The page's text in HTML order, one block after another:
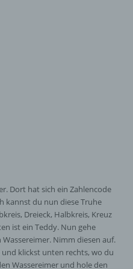
Dort hat sich ein Zahlencode
kannst du nun diese Truhe
Dreieck, Halbkreis, Kreuz
ist ein Teddy. Nun gehe
Nimm diesen auf.
klickst unten rechts, wo du
Wassereimer und hole den
Internetseite zu
Internetseite, die
nicht bei
erneut seine
dies von der
Computersystem
übernommen
das Cookie eines
Der Online-Shop
Kunde in den
hat, über ein Cookie.
jederzeit
Einstellung des
verhindern und damit
bereits gesetzte
Internetbrowser oder
gelöscht werden. Dies
möglich.
die Setzung von